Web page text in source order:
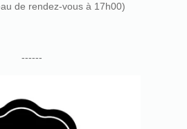
de rendez-vous à 17h00)
------